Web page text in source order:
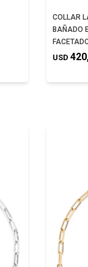
COLLAR
BAÑADO
USD